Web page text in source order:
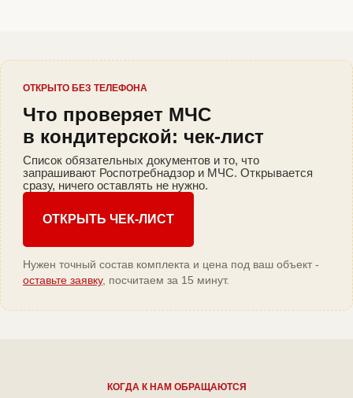
ОТКРЫТО БЕЗ ТЕЛЕФОНА
Что проверяет МЧС
в кондитерской: чек-лист
Список обязательных документов и то, что
запрашивают Роспотребнадзор и МЧС. Открывается
сразу, ничего оставлять не нужно.
ОТКРЫТЬ ЧЕК-ЛИСТ
Нужен точный состав комплекта и цена под ваш объект -
оставьте заявку, посчитаем за 15 минут.
КОГДА К НАМ ОБРАЩАЮТСЯ